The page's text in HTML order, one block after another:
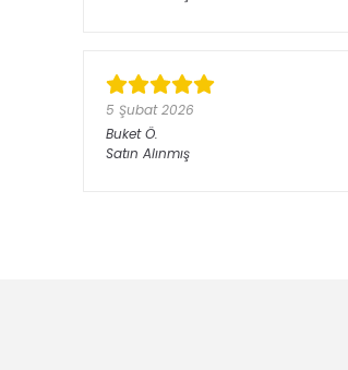
5 Şubat 2026
Buket Ö.
Satın Alınmış